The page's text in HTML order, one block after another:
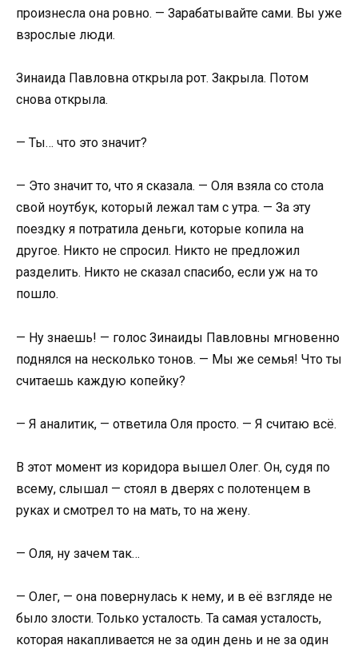
произнесла она ровно. — Зарабатывайте сами. Вы уже
взрослые люди.
Зинаида Павловна открыла рот. Закрыла. Потом
снова открыла.
— Ты… что это значит?
— Это значит то, что я сказала. — Оля взяла со стола
свой ноутбук, который лежал там с утра. — За эту
поездку я потратила деньги, которые копила на
другое. Никто не спросил. Никто не предложил
разделить. Никто не сказал спасибо, если уж на то
пошло.
— Ну знаешь! — голос Зинаиды Павловны мгновенно
поднялся на несколько тонов. — Мы же семья! Что ты
считаешь каждую копейку?
— Я аналитик, — ответила Оля просто. — Я считаю всё.
В этот момент из коридора вышел Олег. Он, судя по
всему, слышал — стоял в дверях с полотенцем в
руках и смотрел то на мать, то на жену.
— Оля, ну зачем так…
— Олег, — она повернулась к нему, и в её взгляде не
было злости. Только усталость. Та самая усталость,
которая накапливается не за один день и не за один